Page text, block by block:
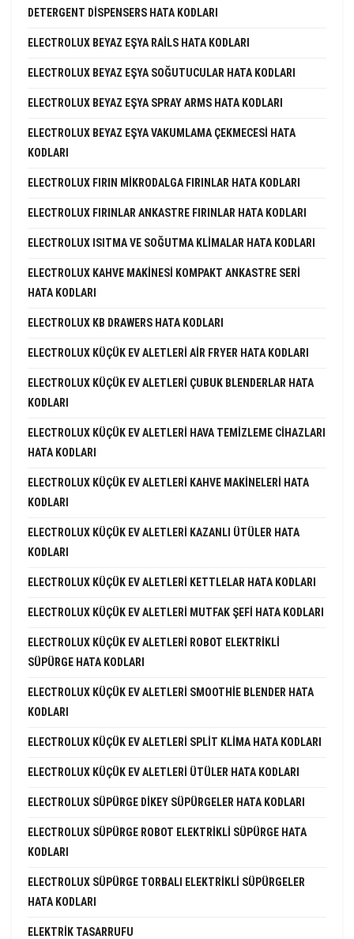
DETERGENT DISPENSERS HATA KODLARI
ELECTROLUX BEYAZ EŞYA RAILS HATA KODLARI
ELECTROLUX BEYAZ EŞYA SOĞUTUCULAR HATA KODLARI
ELECTROLUX BEYAZ EŞYA SPRAY ARMS HATA KODLARI
ELECTROLUX BEYAZ EŞYA VAKUMLAMA ÇEKMECESI HATA
KODLARI
ELECTROLUX FIRIN MIKRODALGA FIRINLAR HATA KODLARI
ELECTROLUX FIRINLAR ANKASTRE FIRINLAR HATA KODLARI
ELECTROLUX ISITMA VE SOĞUTMA KLIMALAR HATA KODLARI
ELECTROLUX KAHVE MAKINESI KOMPAKT ANKASTRE SERI
HATA KODLARI
ELECTROLUX KB DRAWERS HATA KODLARI
ELECTROLUX KÜÇÜK EV ALETLERI AIR FRYER HATA KODLARI
ELECTROLUX KÜÇÜK EV ALETLERI ÇUBUK BLENDERLAR HATA
KODLARI
ELECTROLUX KÜÇÜK EV ALETLERI HAVA TEMIZLEME CIHAZLARI
HATA KODLARI
ELECTROLUX KÜÇÜK EV ALETLERI KAHVE MAKINELERI HATA
KODLARI
ELECTROLUX KÜÇÜK EV ALETLERI KAZANLI ÜTÜLER HATA
KODLARI
ELECTROLUX KÜÇÜK EV ALETLERI KETTLELAR HATA KODLARI
ELECTROLUX KÜÇÜK EV ALETLERI MUTFAK ŞEFI HATA KODLARI
ELECTROLUX KÜÇÜK EV ALETLERI ROBOT ELEKTRIKLI
SÜPÜRGE HATA KODLARI
ELECTROLUX KÜÇÜK EV ALETLERI SMOOTHIE BLENDER HATA
KODLARI
ELECTROLUX KÜÇÜK EV ALETLERI SPLIT KLIMA HATA KODLARI
ELECTROLUX KÜÇÜK EV ALETLERI ÜTÜLER HATA KODLARI
ELECTROLUX SÜPÜRGE DIKEY SÜPÜRGELER HATA KODLARI
ELECTROLUX SÜPÜRGE ROBOT ELEKTRIKLI SÜPÜRGE HATA
KODLARI
ELECTROLUX SÜPÜRGE TORBALI ELEKTRIKLI SÜPÜRGELER
HATA KODLARI
ELEKTRIK TASARRUFU